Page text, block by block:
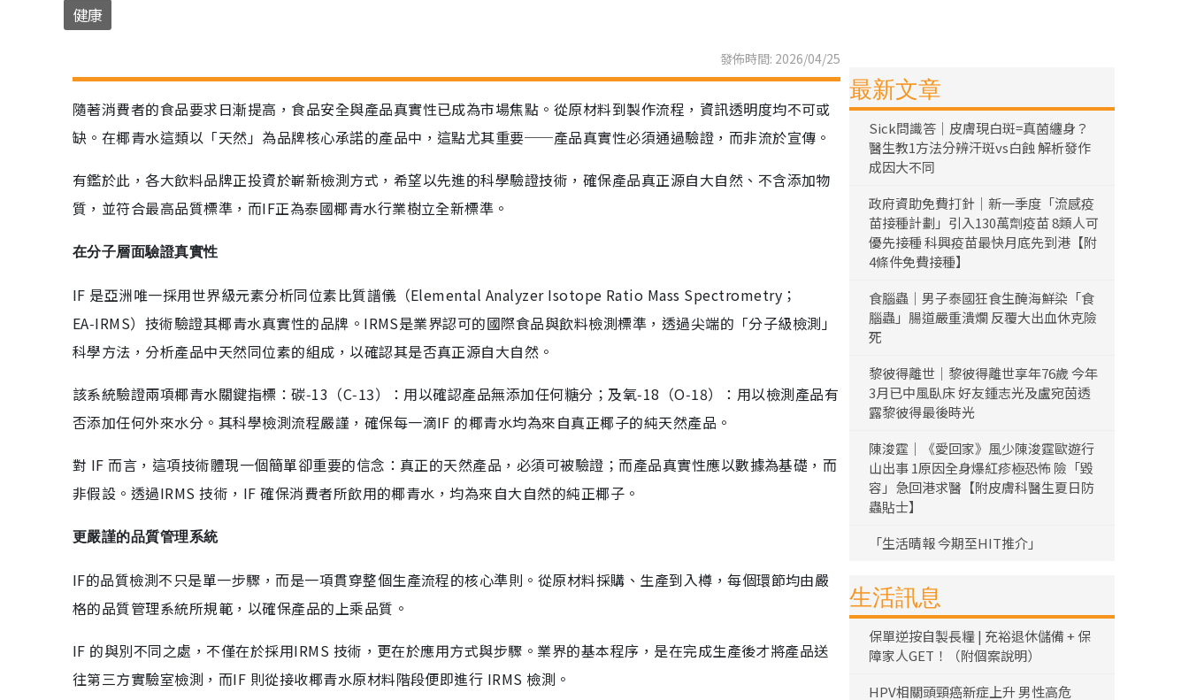
健康
發佈時間: 2026/04/25
隨著消費者的食品要求日漸提高，食品安全與產品真實性已成為市場焦點。從原材料到製作流程，資訊透明度均不可或
缺。在椰青水這類以「天然」為品牌核心承諾的產品中，這點尤其重要──產品真實性必須通過驗證，而非流於宣傳。
有鑑於此，各大飲料品牌正投資於嶄新檢測方式，希望以先進的科學驗證技術，確保產品真正源自大自然、不含添加物
質，並符合最高品質標準，而IF正為泰國椰青水行業樹立全新標準。
在分子層面驗證真實性
IF 是亞洲唯一採用世界級元素分析同位素比質譜儀（Elemental Analyzer Isotope Ratio Mass Spectrometry；
EA‑IRMS）技術驗證其椰青水真實性的品牌。IRMS是業界認可的國際食品與飲料檢測標準，透過尖端的「分子級檢測」
科學方法，分析產品中天然同位素的組成，以確認其是否真正源自大自然。
該系統驗證兩項椰青水關鍵指標：碳‑13（C‑13）：用以確認產品無添加任何糖分；及氧‑18（O‑18）：用以檢測產品有
否添加任何外來水分。其科學檢測流程嚴謹，確保每一滴IF 的椰青水均為來自真正椰子的純天然產品。
對 IF 而言，這項技術體現一個簡單卻重要的信念：真正的天然產品，必須可被驗證；而產品真實性應以數據為基礎，而
非假設。透過IRMS 技術，IF 確保消費者所飲用的椰青水，均為來自大自然的純正椰子。
更嚴謹的品質管理系統
IF的品質檢測不只是單一步驟，而是一項貫穿整個生產流程的核心準則。從原材料採購、生產到入樽，每個環節均由嚴
格的品質管理系統所規範，以確保產品的上乘品質。
IF 的與別不同之處，不僅在於採用IRMS 技術，更在於應用方式與步驟。業界的基本程序，是在完成生產後才將產品送
往第三方實驗室檢測，而IF 則從接收椰青水原材料階段便即進行 IRMS 檢測。
最新文章
Sick問識答｜皮膚現白斑=真菌纏身？
醫生教1方法分辨汗斑vs白蝕 解析發作
成因大不同
政府資助免費打針｜新一季度「流感疫
苗接種計劃」引入130萬劑疫苗 8類人可
優先接種 科興疫苗最快月底先到港【附
4條件免費接種】
食腦蟲｜男子泰國狂食生醃海鮮染「食
腦蟲」腸道嚴重潰爛 反覆大出血休克險
死
黎彼得離世｜黎彼得離世享年76歲 今年
3月已中風臥床 好友鍾志光及盧宛茵透
露黎彼得最後時光
陳浚霆｜《愛回家》風少陳浚霆歐遊行
山出事 1原因全身爆紅疹極恐怖 險「毀
容」急回港求醫【附皮膚科醫生夏日防
蟲貼士】
「生活晴報 今期至HIT推介」
生活訊息
保單逆按自製長糧 | 充裕退休儲備 + 保
障家人GET！（附個案說明）
HPV相關頭頸癌新症上升 男性高危